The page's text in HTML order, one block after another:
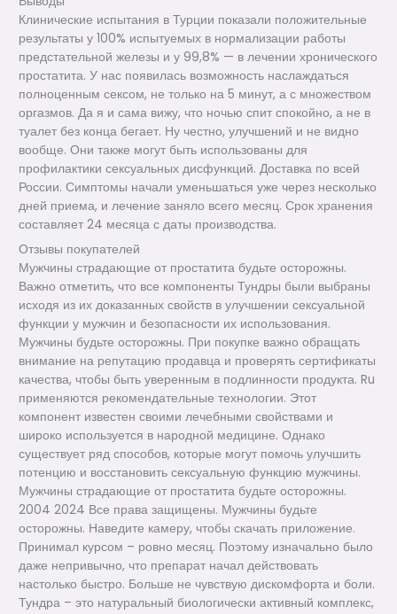
Клинические испытания в Турции показали положительные
результаты у 100% испытуемых в нормализации работы
предстательной железы и у 99,8% — в лечении хронического
простатита. У нас появилась возможность наслаждаться
полноценным сексом, не только на 5 минут, а с множеством
оргазмов. Да я и сама вижу, что ночью спит спокойно, а не в
туалет без конца бегает. Ну честно, улучшений и не видно
вообще. Они также могут быть использованы для
профилактики сексуальных дисфункций. Доставка по всей
России. Симптомы начали уменьшаться уже через несколько
дней приема, и лечение заняло всего месяц. Срок хранения
составляет 24 месяца с даты производства.
Отзывы покупателей
Мужчины страдающие от простатита будьте осторожны.
Важно отметить, что все компоненты Тундры были выбраны
исходя из их доказанных свойств в улучшении сексуальной
функции у мужчин и безопасности их использования.
Мужчины будьте осторожны. При покупке важно обращать
внимание на репутацию продавца и проверять сертификаты
качества, чтобы быть уверенным в подлинности продукта. Ru
применяются рекомендательные технологии. Этот
компонент известен своими лечебными свойствами и
широко используется в народной медицине. Однако
существует ряд способов, которые могут помочь улучшить
потенцию и восстановить сексуальную функцию мужчины.
Мужчины страдающие от простатита будьте осторожны.
2004 2024 Все права защищены. Мужчины будьте
осторожны. Наведите камеру, чтобы скачать приложение.
Принимал курсом – ровно месяц. Поэтому изначально было
даже непривычно, что препарат начал действовать
настолько быстро. Больше не чувствую дискомфорта и боли.
Тундра – это натуральный биологически активный комплекс,